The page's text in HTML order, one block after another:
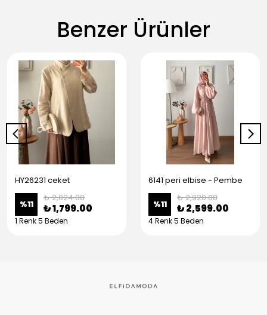
Benzer Ürünler
HY26231 ceket
%11
₺ 2,024.88
₺ 1,799.00
1 Renk 5 Beden
6141 peri elbise - Pembe
%11
₺ 2,920.88
₺ 2,599.00
4 Renk 5 Beden